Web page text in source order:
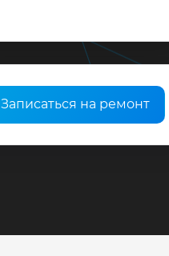
Записаться на ремонт